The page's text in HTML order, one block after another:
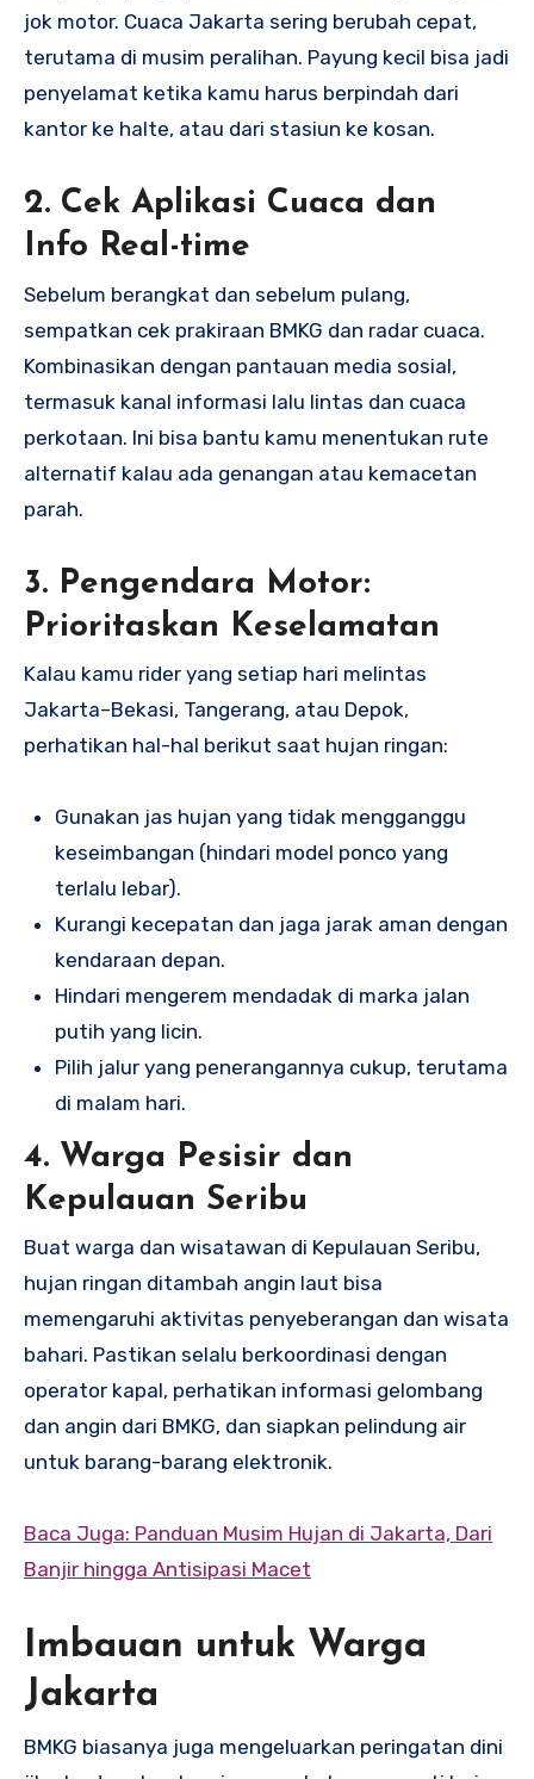
jok motor. Cuaca Jakarta sering berubah cepat,
terutama di musim peralihan. Payung kecil bisa jadi
penyelamat ketika kamu harus berpindah dari
kantor ke halte, atau dari stasiun ke kosan.
2. Cek Aplikasi Cuaca dan
Info Real-time
Sebelum berangkat dan sebelum pulang,
sempatkan cek prakiraan BMKG dan radar cuaca.
Kombinasikan dengan pantauan media sosial,
termasuk kanal informasi lalu lintas dan cuaca
perkotaan. Ini bisa bantu kamu menentukan rute
alternatif kalau ada genangan atau kemacetan
parah.
3. Pengendara Motor:
Prioritaskan Keselamatan
Kalau kamu rider yang setiap hari melintas
Jakarta–Bekasi, Tangerang, atau Depok,
perhatikan hal-hal berikut saat hujan ringan:
Gunakan jas hujan yang tidak mengganggu
keseimbangan (hindari model ponco yang
terlalu lebar).
Kurangi kecepatan dan jaga jarak aman dengan
kendaraan depan.
Hindari mengerem mendadak di marka jalan
putih yang licin.
Pilih jalur yang penerangannya cukup, terutama
di malam hari.
4. Warga Pesisir dan
Kepulauan Seribu
Buat warga dan wisatawan di Kepulauan Seribu,
hujan ringan ditambah angin laut bisa
memengaruhi aktivitas penyeberangan dan wisata
bahari. Pastikan selalu berkoordinasi dengan
operator kapal, perhatikan informasi gelombang
dan angin dari BMKG, dan siapkan pelindung air
untuk barang-barang elektronik.
Baca Juga: Panduan Musim Hujan di Jakarta, Dari
Banjir hingga Antisipasi Macet
Imbauan untuk Warga
Jakarta
BMKG biasanya juga mengeluarkan peringatan dini